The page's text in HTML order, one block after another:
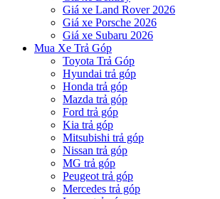
Giá xe Land Rover 2026
Giá xe Porsche 2026
Giá xe Subaru 2026
Mua Xe Trả Góp
Toyota Trả Góp
Hyundai trả góp
Honda trả góp
Mazda trả góp
Ford trả góp
Kia trả góp
Mitsubishi trả góp
Nissan trả góp
MG trả góp
Peugeot trả góp
Mercedes trả góp